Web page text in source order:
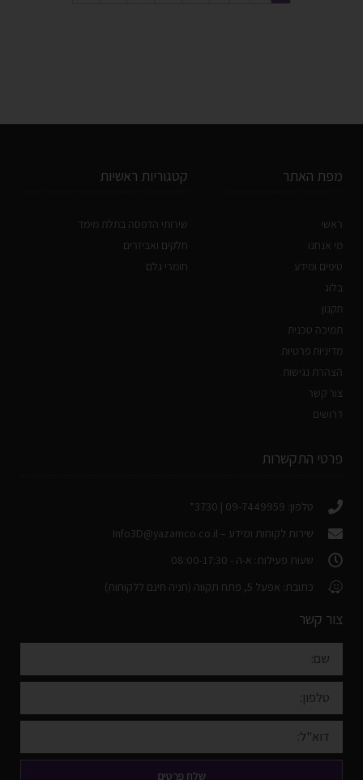
מפת האתר
ראשי
מי אנחנו
טיפים ומידע
בלוג
תקנון
תמיכה טכנית
מדיניות פרטיות
הצהרת נגישות
צור קשר
דרושים
קטגוריות ראשיות
שירותי הדפסה בתלת מימד
חלקים ואביזרים
חומרי גלם
פרטי התקשרות
טלפון: 09-7449959 | 3730*
שירות לקוחות ומידע – Info3D@yazamco.co.il
שעות פעילות: א-ה - 08:00-17:30
כתובת: אפעל 5, פתח תקווה (חניה חינם ללקוחות)
צור קשר
שלח פרטים